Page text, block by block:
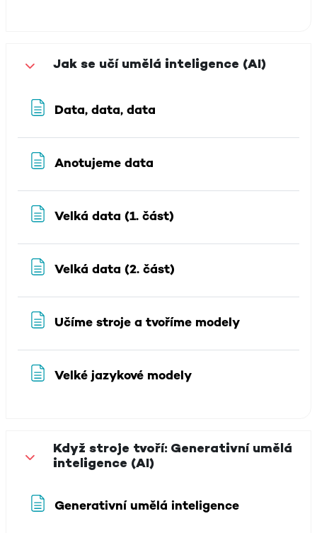
Sbalit Jak se učí umělá inteligence (AI)
Data, data, data
Anotujeme data
Velká data (1. část)
Velká data (2. část)
Učíme stroje a tvoříme modelyStránka
Velké jazykové modelyStránka
Sbalit
Když stroje tvoří: Generativní umělá
inteligence (AI)
Generativní umělá inteligenceStránka